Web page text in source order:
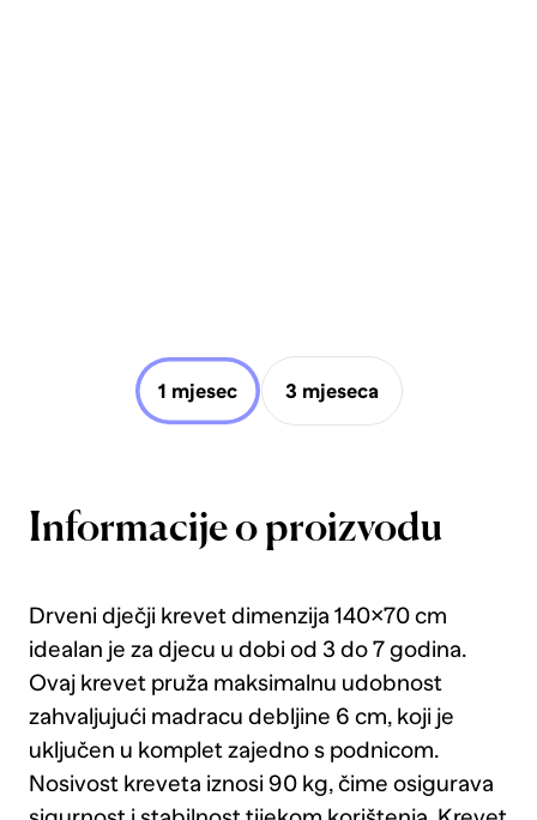
1 mjesec 3 mjeseca
Informacije o proizvodu
Drveni dječji krevet dimenzija 140×70 cm
idealan je za djecu u dobi od 3 do 7 godina.
Ovaj krevet pruža maksimalnu udobnost
zahvaljujući madracu debljine 6 cm, koji je
uključen u komplet zajedno s podnicom.
Nosivost kreveta iznosi 90 kg, čime osigurava